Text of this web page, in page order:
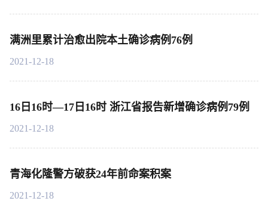
满洲里累计治愈出院本土确诊病例76例
2021-12-18
16日16时—17日16时 浙江省报告新增确诊病例79例
2021-12-18
青海化隆警方破获24年前命案积案
2021-12-18